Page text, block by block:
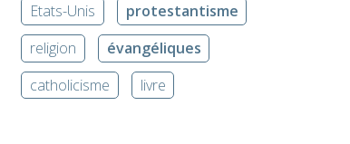
Etats-Unis
protestantisme
religion
évangéliques
catholicisme
livre